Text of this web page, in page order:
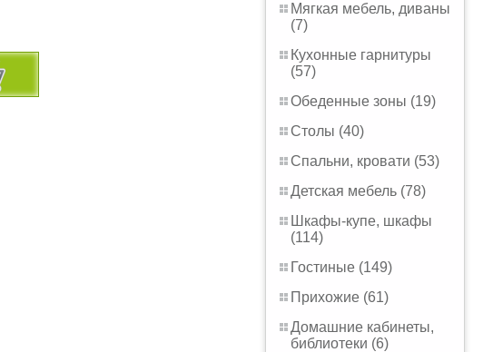
Мягкая мебель, диваны
(7)
Кухонные гарнитуры
(57)
Обеденные зоны (19)
Столы (40)
Спальни, кровати (53)
Детская мебель (78)
Шкафы-купе, шкафы
(114)
Гостиные (149)
Прихожие (61)
Домашние кабинеты,
библиотеки (6)